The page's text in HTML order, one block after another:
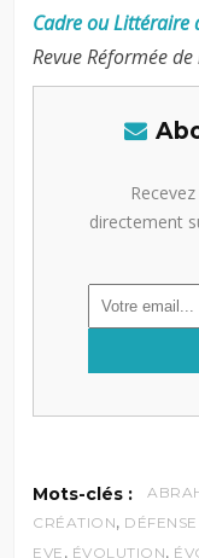
Cadre ou Littéraire
Revue Réformée
directement
Mots-clés :
CRÉATION,
EVE , ÉVOLUTION,